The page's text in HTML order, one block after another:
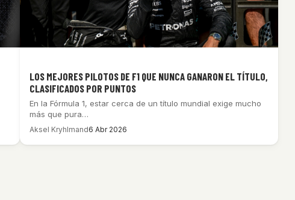
LOS MEJORES PILOTOS DE F1 QUE NUNCA GANARON EL TÍTULO,
CLASIFICADOS POR PUNTOS
En la Fórmula 1, estar cerca de un título mundial exige mucho
más que pura…
Aksel Kryhlmand6 Abr 2026